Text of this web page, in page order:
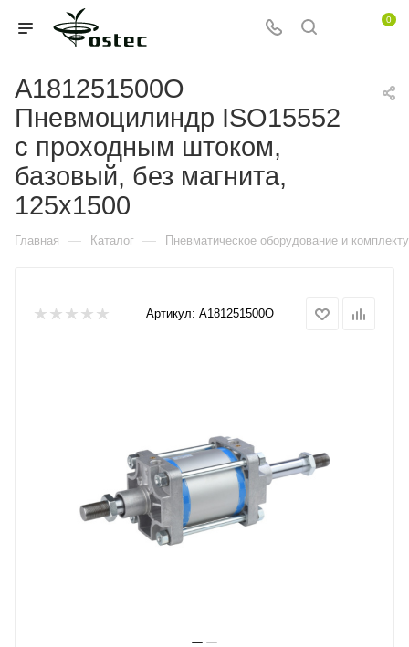
0
A181251500O
Пневмоцилиндр ISO15552
с проходным штоком,
базовый, без магнита,
125x1500
Главная — Каталог — Пневматическое оборудование и
Артикул: A181251500O